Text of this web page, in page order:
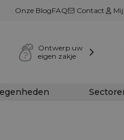
Onze BlogFAQ Contact
Ontwerp uw
eigen zakje